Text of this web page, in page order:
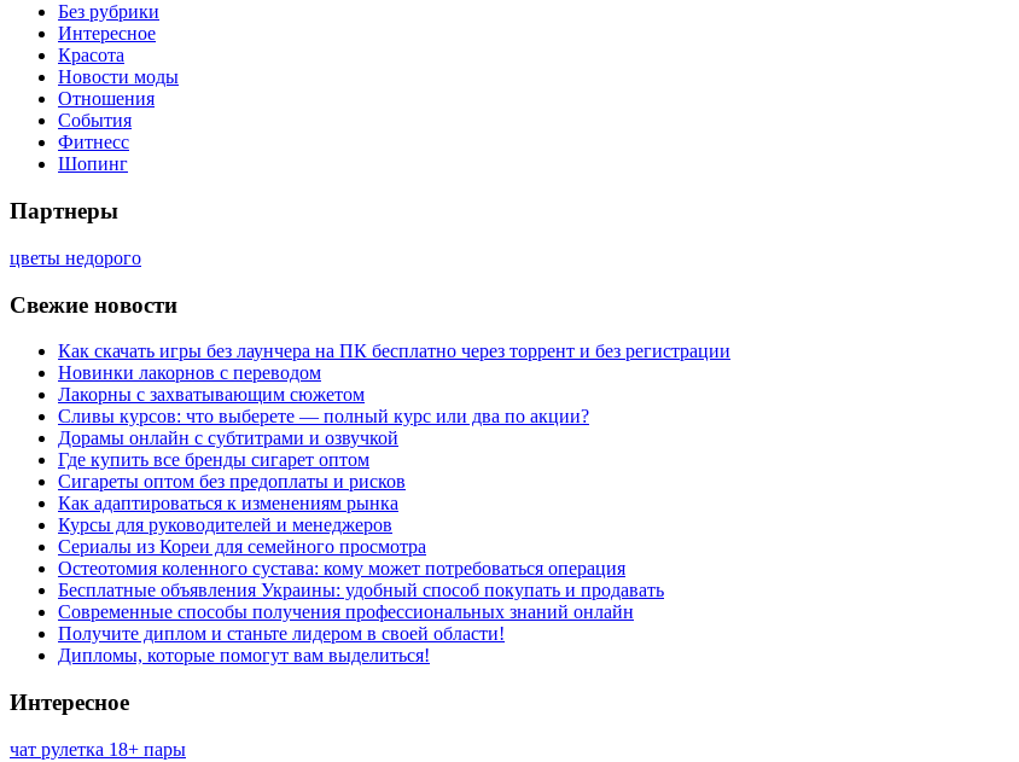
Без рубрики
Интересное
Красота
Новости моды
Отношения
События
Фитнесс
Шопинг
Партнеры
цветы недорого
Свежие новости
Как скачать игры без лаунчера на ПК бесплатно через торрент и без регистрации
Новинки лакорнов с переводом
Лакорны с захватывающим сюжетом
Сливы курсов: что выберете — полный курс или два по акции?
Дорамы онлайн с субтитрами и озвучкой
Где купить все бренды сигарет оптом
Сигареты оптом без предоплаты и рисков
Как адаптироваться к изменениям рынка
Курсы для руководителей и менеджеров
Сериалы из Кореи для семейного просмотра
Остеотомия коленного сустава: кому может потребоваться операция
Бесплатные объявления Украины: удобный способ покупать и продавать
Современные способы получения профессиональных знаний онлайн
Получите диплом и станьте лидером в своей области!
Дипломы, которые помогут вам выделиться!
Интересное
чат рулетка 18+ пары